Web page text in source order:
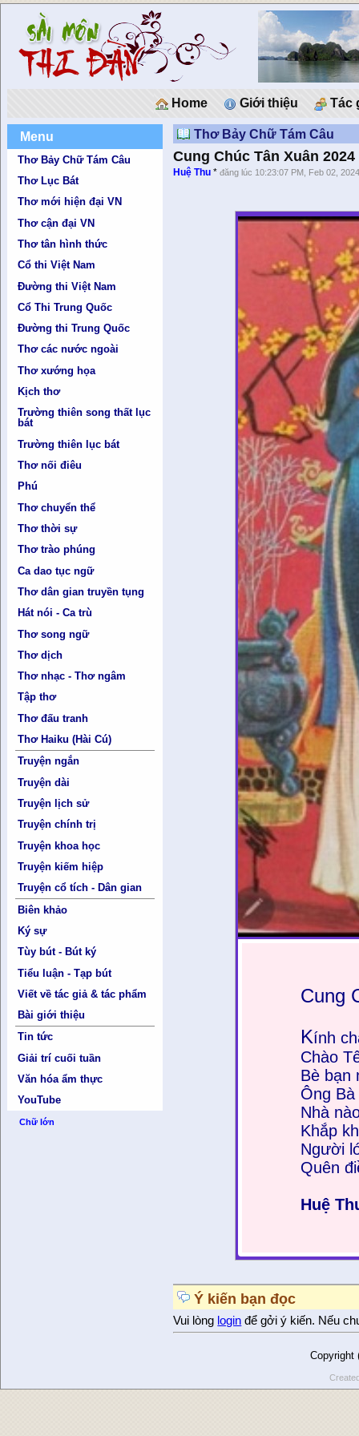
Home Giới thiệu Tác
Menu
Thơ Bảy Chữ Tám Câu
Thơ Lục Bát
Thơ mới hiện đại VN
Thơ cận đại VN
Thơ tân hình thức
Cổ thi Việt Nam
Đường thi Việt Nam
Cổ Thi Trung Quốc
Đường thi Trung Quốc
Thơ các nước ngoài
Thơ xướng họa
Kịch thơ
Trường thiên song thất lục
bát
Trường thiên lục bát
Thơ nối điêu
Phú
Thơ chuyển thể
Thơ thời sự
Thơ trào phúng
Ca dao tục ngữ
Thơ dân gian truyền tụng
Hát nói - Ca trù
Thơ song ngữ
Thơ dịch
Thơ nhạc - Thơ ngâm
Tập thơ
Thơ đấu tranh
Thơ Haiku (Hài Cú)
Truyện ngắn
Truyện dài
Truyện lịch sử
Truyện chính trị
Truyện khoa học
Truyện kiếm hiệp
Truyện cổ tích - Dân gian
Biên khảo
Ký sự
Tùy bút - Bút ký
Tiểu luận - Tạp bút
Viết về tác giả & tác phẩm
Bài giới thiệu
Tin tức
Giải trí cuối tuần
Văn hóa ẩm thực
YouTube
Chữ lớn
Thơ Bảy Chữ Tám Câu
Cung Chúc Tân Xuân 2024
Huệ Thu *đăng lúc 10:23:07 PM, Feb 02,
Cung
Kính
Chào
Bè bạn
Ông
Nhà
Khắp
Người
Quên
Huệ
Ý kiến bạn đọc
Vui lòng login để gởi ý kiến. Nếu
Copyright